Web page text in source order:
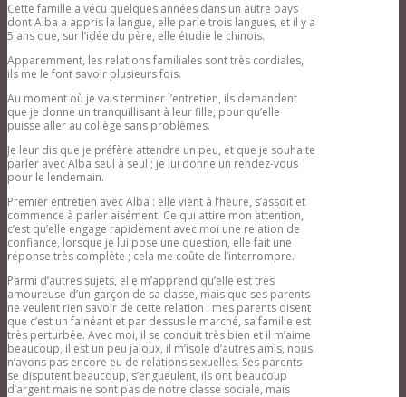
Cette famille a vécu quelques années dans un autre pays
dont Alba a appris la langue, elle parle trois langues, et il y a
5 ans que, sur l’idée du père, elle étudie le chinois.
Apparemment, les relations familiales sont très cordiales,
ils me le font savoir plusieurs fois.
Au moment où je vais terminer l’entretien, ils demandent
que je donne un tranquillisant à leur fille, pour qu’elle
puisse aller au collège sans problèmes.
Je leur dis que je préfère attendre un peu, et que je souhaite
parler avec Alba seul à seul ; je lui donne un rendez-vous
pour le lendemain.
Premier entretien avec Alba : elle vient à l’heure, s’assoit et
commence à parler aisément. Ce qui attire mon attention,
c’est qu’elle engage rapidement avec moi une relation de
confiance, lorsque je lui pose une question, elle fait une
réponse très complète ; cela me coûte de l’interrompre.
Parmi d’autres sujets, elle m’apprend qu’elle est très
amoureuse d’un garçon de sa classe, mais que ses parents
ne veulent rien savoir de cette relation : mes parents disent
que c’est un fainéant et par dessus le marché, sa famille est
très perturbée. Avec moi, il se conduit très bien et il m’aime
beaucoup, il est un peu jaloux, il m’isole d’autres amis, nous
n’avons pas encore eu de relations sexuelles. Ses parents
se disputent beaucoup, s’engueulent, ils ont beaucoup
d’argent mais ne sont pas de notre classe sociale, mais